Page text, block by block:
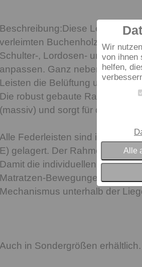
Wir
von ihnen
helfen,
Alle
Diese Leisten
verleimten Buchenholz-
Schulter-, Lordosen- und
anpassen. Ganz nebenbei
Leisten die Belüftung und bietet
Die robust gebaute Rahmen-
(massiv) und sorgt für die nötige,
Alle Federleisten sind in
E) gelagert. Der Rahmen
Damit die individuellen
Matratzen-Bewegungen
Mechanismus unterhalb der
Auch in Sondergrößen erhältlich.